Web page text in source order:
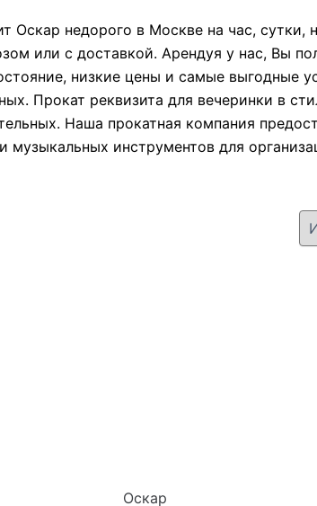
Оскар недорого в Москве на час, сутки,
или с доставкой. Арендуя у нас, Вы
низкие цены и самые выгодные
Прокат реквизита для вечеринки в
Наша прокатная компания
музыкальных инструментов для
Оскар